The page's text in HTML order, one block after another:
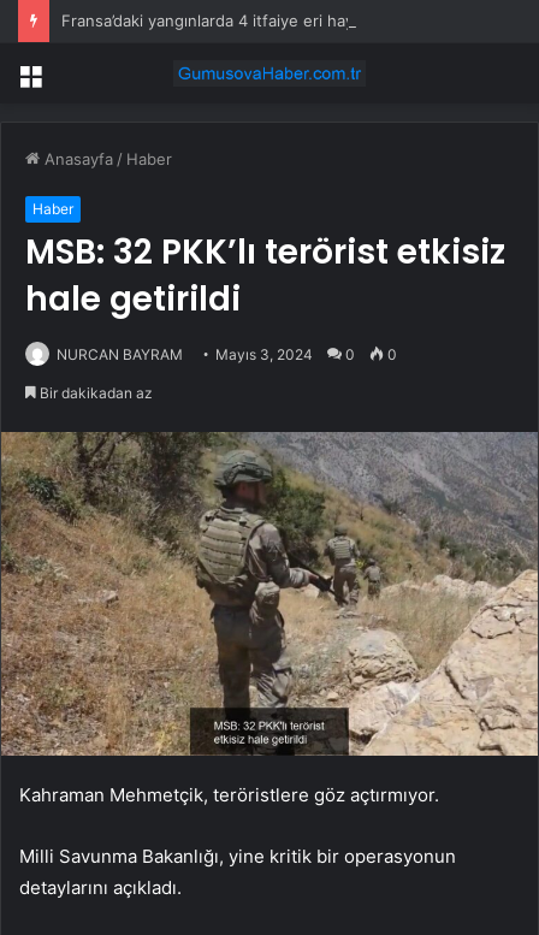
Fransa’daki yangınlarda 4 itfaiye eri hayatını kaybetti
Menü
Anasayfa / Haber
Haber
MSB: 32 PKK’lı terörist etkisiz
hale getirildi
NURCAN BAYRAM Mayıs 3, 2024 0 0
Bir dakikadan az
Kahraman Mehmetçik, teröristlere göz açtırmıyor.
Milli Savunma Bakanlığı, yine kritik bir operasyonun
detaylarını açıkladı.